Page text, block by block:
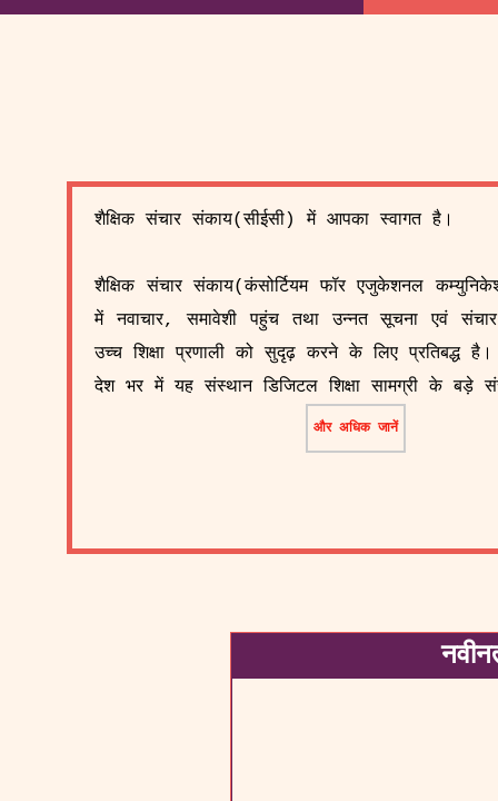
शैक्षिक संचार संकाय(सीईसी) में आपका स्वागत है।
शैक्षिक संचार संकाय(कंसोर्टियम फॉर एजुकेशनल
में नवाचार, समावेशी पहुंच तथा उन्नत सूचना एवं
उच्च शिक्षा प्रणाली को सुदृढ़ करने के लिए प्रतिबद्ध है।
देश भर में यह संस्थान डिजिटल शिक्षा सामग्री के
और अधिक जानें